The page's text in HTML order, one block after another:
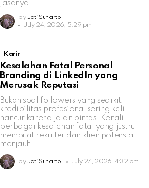
jasanya.
by Jati Sunarto
July 24, 2026, 5:29 pm
Karir
Kesalahan Fatal Personal
Branding di LinkedIn yang
Merusak Reputasi
Bukan soal followers yang sedikit,
kredibilitas profesional sering kali
hancur karena jalan pintas. Kenali
berbagai kesalahan fatal yang justru
membuat rekruter dan klien potensial
menjauh.
by Jati Sunarto July 27, 2026, 4:32 pm